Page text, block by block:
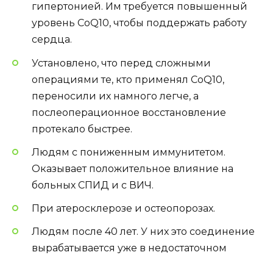
гипертонией. Им требуется повышенный
уровень CoQ10, чтобы поддержать работу
сердца.
Установлено, что перед сложными
операциями те, кто применял CoQ10,
переносили их намного легче, а
послеоперационное восстановление
протекало быстрее.
Людям с пониженным иммунитетом.
Оказывает положительное влияние на
больных СПИД и с ВИЧ.
При атеросклерозе и остеопорозах.
Людям после 40 лет. У них это соединение
вырабатывается уже в недостаточном